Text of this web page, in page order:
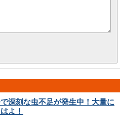
深刻な虫不足が発生中！大量に
よ！